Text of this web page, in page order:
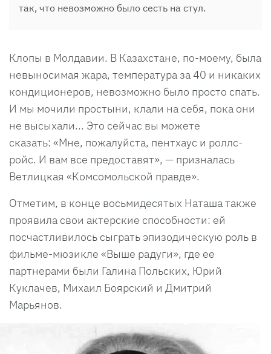
так, что невозможно было сесть на стул.
Клопы в Молдавии. В Казахстане, по-моему, была
невыносимая жара, температура за 40 и никаких
кондиционеров, невозможно было просто спать.
И мы мочили простыни, клали на себя, пока они
не высыхали... Это сейчас вы можете
сказать: «Мне, пожалуйста, пентхаус и роллс-
ройс. И вам все предоставят», — призналась
Ветлицкая «Комсомольской правде».
Отметим, в конце восьмидесятых Наташа также
проявила свои актерские способности: ей
посчастливилось сыграть эпизодическую роль в
фильме-мюзикле «Выше радуги», где ее
партнерами были Галина Польских, Юрий
Куклачев, Михаил Боярский и Дмитрий
Марьянов.